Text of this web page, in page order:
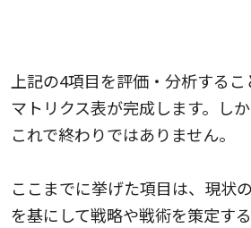
上記の4項目を評価・分析するこ
マトリクス表が完成します。し
これで終わりではありません。
ここまでに挙げた項目は、現状
を基にして戦略や戦術を策定す